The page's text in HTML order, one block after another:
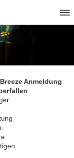
Anmeldung